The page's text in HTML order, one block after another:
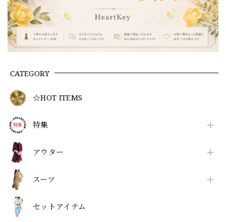
CATEGORY
☆HOT ITEMS
特集
アウター
スーツ
セットアイテム